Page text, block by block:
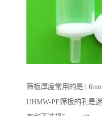
筛板厚度常用的是
UHMW-PE筛板的孔是